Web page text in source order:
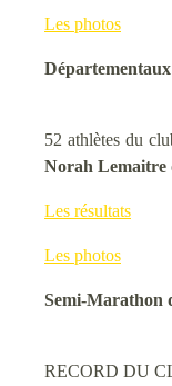
Les photos
Départementaux
52 athlètes du
Norah Lemaitre
Les résultats
Les photos
Semi-Marathon
RECORD DU